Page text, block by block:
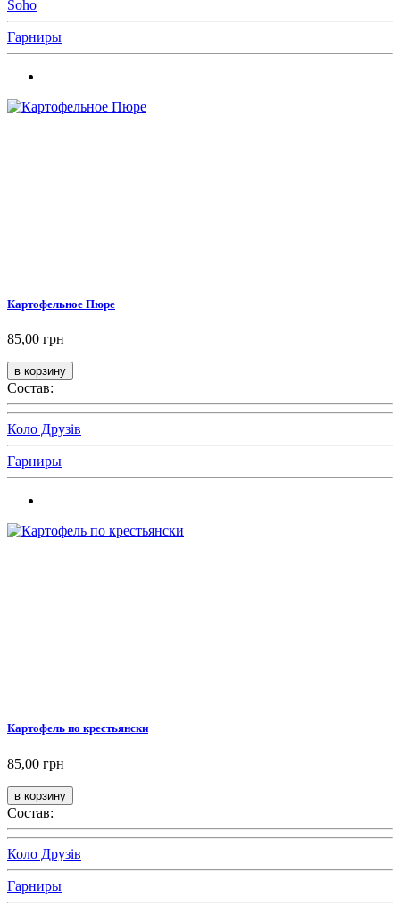
Soho
Гарниры
Картофельное Пюре
85,00 грн
Состав:
Коло Друзів
Гарниры
Картофель по крестьянски
85,00 грн
Состав:
Коло Друзів
Гарниры